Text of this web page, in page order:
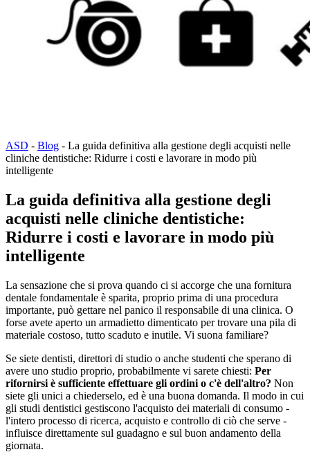
ASD - Blog - La guida definitiva alla gestione degli acquisti nelle
cliniche dentistiche: Ridurre i costi e lavorare in modo più
intelligente
La guida definitiva alla gestione degli
acquisti nelle cliniche dentistiche:
Ridurre i costi e lavorare in modo più
intelligente
La sensazione che si prova quando ci si accorge che una fornitura
dentale fondamentale è sparita, proprio prima di una procedura
importante, può gettare nel panico il responsabile di una clinica. O
forse avete aperto un armadietto dimenticato per trovare una pila di
materiale costoso, tutto scaduto e inutile. Vi suona familiare?
Se siete dentisti, direttori di studio o anche studenti che sperano di
avere uno studio proprio, probabilmente vi sarete chiesti: Per
rifornirsi è sufficiente effettuare gli ordini o c'è dell'altro? Non
siete gli unici a chiederselo, ed è una buona domanda. Il modo in cui
gli studi dentistici gestiscono l'acquisto dei materiali di consumo -
l'intero processo di ricerca, acquisto e controllo di ciò che serve -
influisce direttamente sul guadagno e sul buon andamento della
giornata.